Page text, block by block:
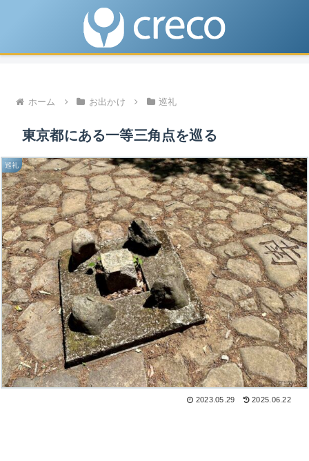
ホーム お出かけ 巡礼
東京都にある一等三角点を巡る
巡礼
2023.05.29 2025.06.22